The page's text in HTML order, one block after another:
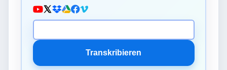
Medien-URL
Transkribieren